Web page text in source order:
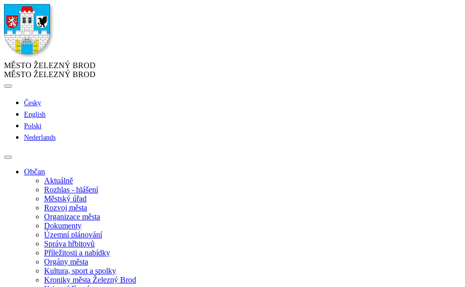
MĚSTO ŽELEZNÝ BROD
MĚSTO ŽELEZNÝ BROD
Česky
English
Polski
Nederlands
Občan
Aktuálně
Rozhlas - hlášení
Městský úřad
Rozvoj města
Organizace města
Dokumenty
Územní plánování
Správa hřbitovů
Příležitosti a nabídky
Orgány města
Kultura, sport a spolky
Kroniky města Železný Brod